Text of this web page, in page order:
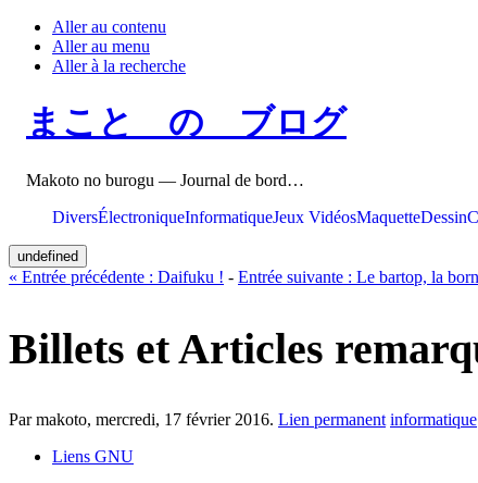
Aller au contenu
Aller au menu
Aller à la recherche
まこと の ブログ
Makoto no burogu — Journal de bord…
DiversÉlectroniqueInformatiqueJeux VidéosMaquetteDessin
undefined
« Entrée précédente : Daifuku ! - Entrée suivante : Le bartop, la
Billets et Articles
Par makoto, mercredi, 17 février 2016. Lien permanent informatique
Liens GNU